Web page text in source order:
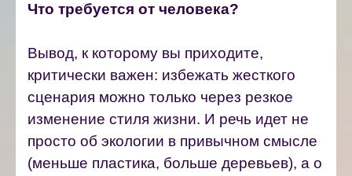
Что требуется от человека?
Вывод, к которому вы приходите,
критически важен: избежать жесткого
сценария можно только через резкое
изменение стиля жизни. И речь идет не
просто об экологии в привычном смысле
(меньше пластика, больше деревьев), а о